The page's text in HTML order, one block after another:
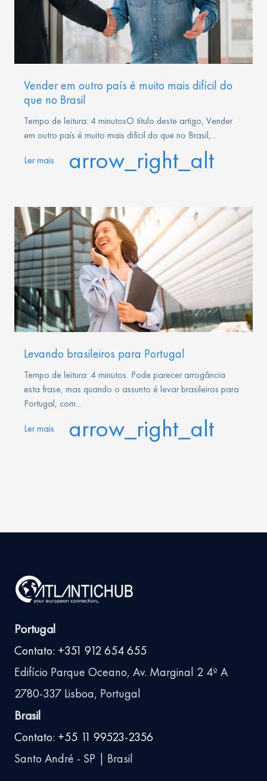
Vender em outro país é muito mais difícil do
que no Brasil
Tempo de leitura: 4 minutosO título deste artigo, Vender
em outro país é muito mais difícil do que no Brasil,...
Ler mais arrow_right_alt
Levando brasileiros para Portugal
Tempo de leitura: 4 minutos Pode parecer arrogância
esta frase, mas quando o assunto é levar brasileiros para
Portugal, com...
Ler mais arrow_right_alt
Portugal
Contato: +351 912 654 655
Edifício Parque Oceano, Av. Marginal 2 4º A
2780-337 Lisboa, Portugal
Brasil
Contato: +55 11 99523-2356
Santo André - SP | Brasil